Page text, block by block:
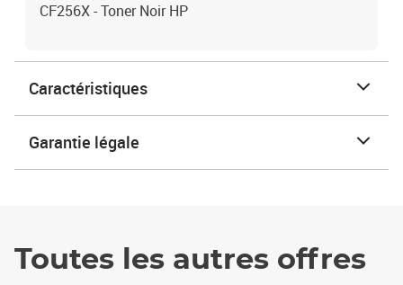
CF256X - Toner Noir HP
Caractéristiques
Garantie légale
Toutes les autres offres